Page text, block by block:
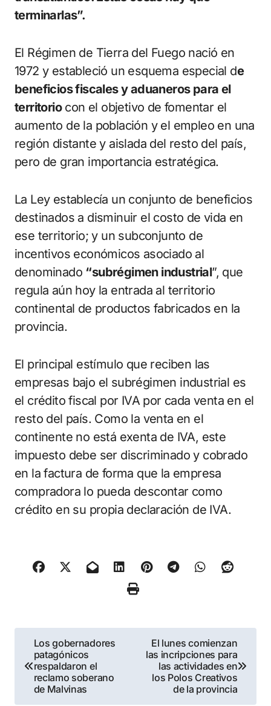
terminarlas”.
El Régimen de Tierra del Fuego nació en
1972 y estableció un esquema especial de
beneficios fiscales y aduaneros para el
territoriocon el objetivo de fomentar el
aumento de la población y el empleo en una
región distante y aislada del resto del país,
pero de gran importancia estratégica.
La Ley establecía un conjunto de beneficios
destinados a disminuir el costo de vida en
ese territorio; y un subconjunto de
incentivos económicos asociado al
denominado “subrégimen industrial”, que
regula aún hoy la entrada al territorio
continental de productos fabricados en la
provincia.
El principal estímulo que reciben las
empresas bajo el subrégimen industrial es
el crédito fiscal por IVA por cada venta en el
resto del país. Como la venta en el
continente no está exenta de IVA, este
impuesto debe ser discriminado y cobrado
en la factura de forma que la empresa
compradora lo pueda descontar como
crédito en su propia declaración de IVA.
Navegación
de
entradas
Los gobernadores
patagónicos
respaldaron el
reclamo soberano
de Malvinas
El lunes comienzan
las incripciones para
las actividades en
los Polos Creativos
de la provincia